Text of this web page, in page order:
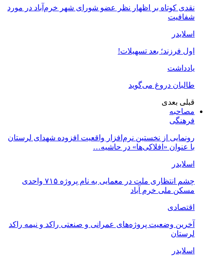
نقدی کوتاه بر اظهار نظر عضو شورای شهر خرم‌آباد در مورد
شفافیت
اسلایدر
اول فرزند؛ بعد تسهیلات!
یادداشت
طالبان دروغ می‌گوید
قبلی بعدی
مصاحبه
فرهنگی
رونمایی از نخستین نرم‌افزار واقعیت افزوده شهدای لرستان
با عنوان «افلاکی‌ها» در حاشیه…
اسلایدر
چشم انتظاری ملت در معمایی به نام پروژه ۷۱۵ واحدی
مسکن ملی خرم آباد
اقتصادی
آخرین وضعیت پروژه‌های عمرانی و صنعتی راکد و نیمه راکد
لرستان
اسلایدر